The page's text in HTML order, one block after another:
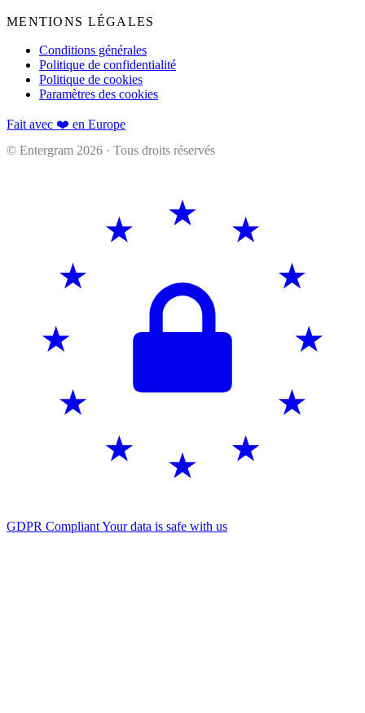
MENTIONS LÉGALES
Conditions générales
Politique de confidentialité
Politique de cookies
Paramètres des cookies
Fait avec ❤️ en Europe
© Entergram 2026 · Tous droits réservés
GDPR CompliantYour data is safe with us